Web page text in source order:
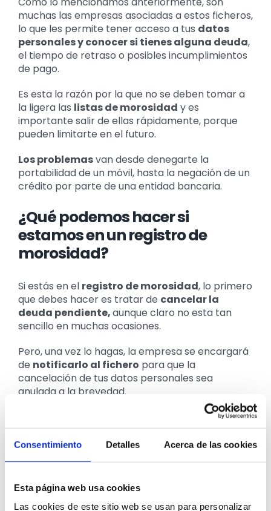
Consentimiento Detalles Acerca de las cookies
Esta página web usa cookies
Las cookies de este sitio web se usan para personalizar
muchas las empresas asociadas a estos ficheros,
lo que les permite tener acceso a tus datos
personales y conocer si tienes alguna deuda,
el tiempo de retraso o posibles incumplimientos
de pago.
Es esta la razón por la que no se deben tomar a
la ligera las listas de morosidad y es
importante salir de ellas rápidamente, porque
pueden limitarte en el futuro.
Los problemasvan desde denegarte la
portabilidad de un móvil, hasta la negación de un
crédito por parte de una entidad bancaria.
¿Qué podemos hacer si
estamos en un registro de
morosidad?
Si estás en el registro de morosidad, lo primero
que debes hacer es tratar de cancelar la
deuda pendiente,aunque claro no esta tan
sencillo en muchas ocasiones.
Pero, una vez lo hagas, la empresa se encargará
de notificarlo al fichero para que la
cancelación de tus datos personales sea
anulada a la brevedad.
Si formas parte del registro de Morosidad y
deseas salir del mismo, presta atención a los
siguientes casos:
deuda